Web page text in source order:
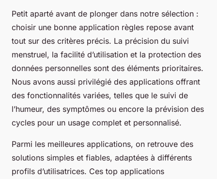
Petit aparté avant de plonger dans notre sélection :
choisir une bonne application règles repose avant
tout sur des critères précis. La précision du suivi
menstruel, la facilité d’utilisation et la protection des
données personnelles sont des éléments prioritaires.
Nous avons aussi privilégié des applications offrant
des fonctionnalités variées, telles que le suivi de
l’humeur, des symptômes ou encore la prévision des
cycles pour un usage complet et personnalisé.
Parmi les meilleures applications, on retrouve des
solutions simples et fiables, adaptées à différents
profils d’utilisatrices. Ces top applications